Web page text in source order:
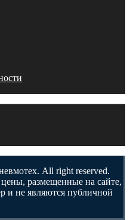
All right reserved.
размещенные на сайте,
и не являются публичной